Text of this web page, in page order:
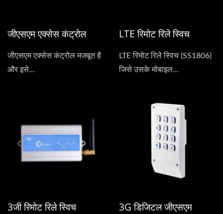
जीएसएम एक्सेस कंट्रोल
जीएसएम एक्सेस कंट्रोल मजबूत है
और इसे...
LTE रिमोट रिले स्विच
LTE रिमोट रिले स्विच (SS1806)
जिसे उसके मोबाइल...
3जी रिमोट रिले स्विच
3G डिजिटल जीएसएम